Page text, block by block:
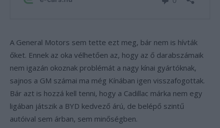
A General Motors sem tette ezt meg, bár nem is hívták
őket. Ennek az oka vélhetően az, hogy az ő darabszámaik
nem igazán okoznak problémát a nagy kínai gyártóknak,
sajnos a GM számai ma még Kínában igen visszafogottak.
Bár azt is hozzá kell tenni, hogy a Cadillac márka nem egy
ligában játszik a BYD kedvező árú, de belépő szintű
autóival sem árban, sem minőségben.